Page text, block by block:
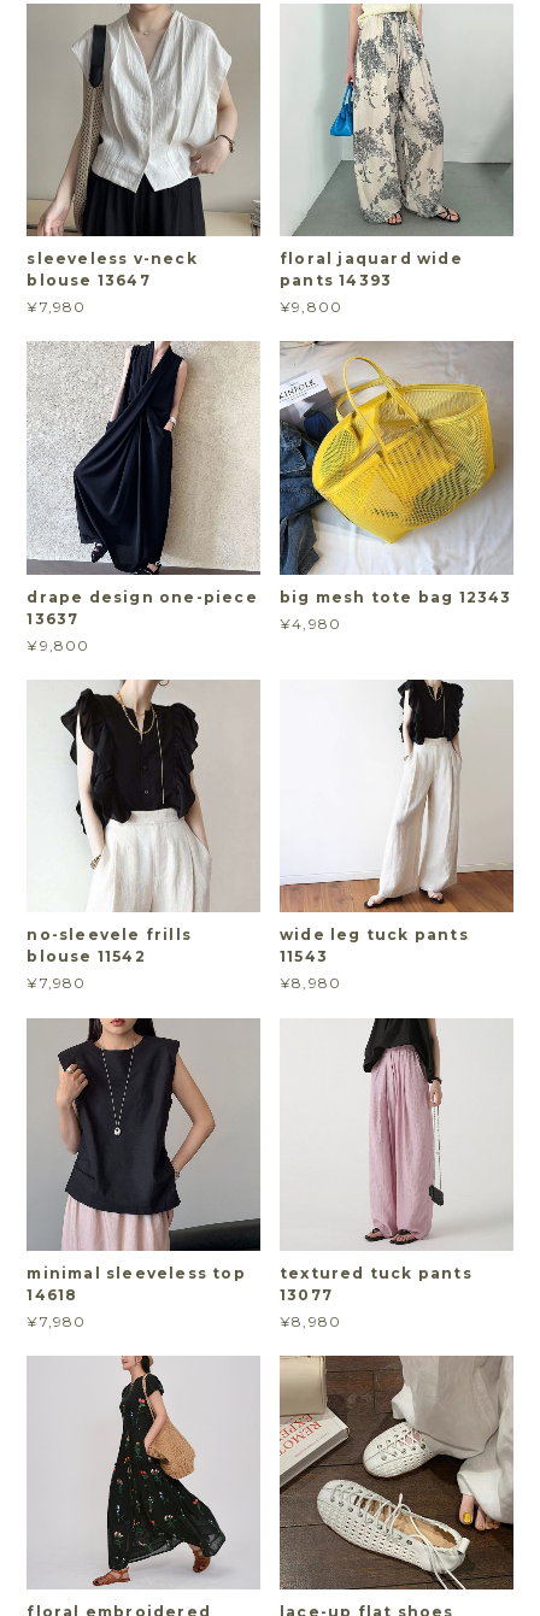
sleeveless v-neck
blouse 13647
¥7,980
floral jaquard wide
pants 14393
¥9,800
drape design one-piece
13637
¥9,800
big mesh tote bag 12343
¥4,980
no-sleevele frills
blouse 11542
¥7,980
wide leg tuck pants
11543
¥8,980
minimal sleeveless top
14618
¥7,980
textured tuck pants
13077
¥8,980
floral embroidered lace-up flat shoes